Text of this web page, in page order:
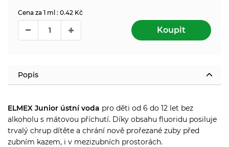
Cena za 1 ml : 0.42 Kč
Koupit
Popis
ELMEX Junior ústní voda pro děti od 6 do 12 let bez
alkoholu s mátovou příchutí. Díky obsahu fluoridu posiluje
trvalý chrup dítěte a chrání nově prořezané zuby před
zubním kazem, i v mezizubních prostorách.